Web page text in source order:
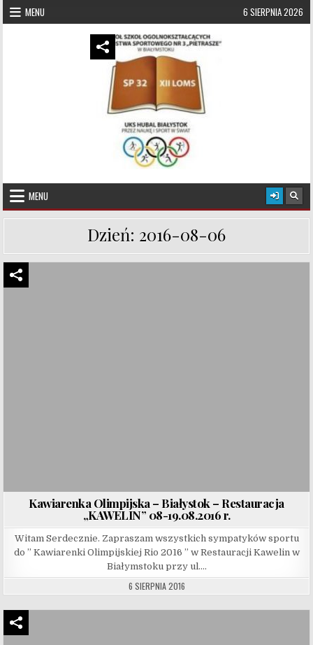
Skip to content
MENU 6 SIERPNIA 2026
UKS Hubal Białystok
MENU
Dzień: 2016-08-06
Kawiarenka Olimpijska – Białystok – Restauracja
„KAWELIN” 08-19.08.2016 r.
Witam Serdecznie. Zapraszam wszystkich sympatyków sportu
do ” Kawiarenki Olimpijskiej Rio 2016 ” w Restauracji Kawelin w
Białymstoku przy ul….
6 SIERPNIA 2016